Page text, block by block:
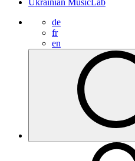
Ukrainian MusicLab
de
fr
en